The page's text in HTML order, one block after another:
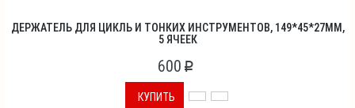
ДЕРЖАТЕЛЬ ДЛЯ ЦИКЛЬ И ТОНКИХ ИНСТРУМЕНТОВ, 149*45*27ММ,
5 ЯЧЕЕК
600 p
КУПИТЬ